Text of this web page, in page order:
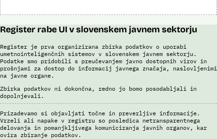
Register rabe UI v slovenskem javnem sektorju
Register je prva organizirana zbirka podatkov o uporabi
umetnointeligenčnih sistemov v slovenskem javnem sektorju.
Podatke smo pridobili s preučevanjem javno dostopnih virov in
prošnjami za dostop do informacij javnega značaja, naslovljenimi
na javne organe.
Zbirka podatkov ni dokončna, redno jo bomo posodabljali in
dopolnjevali.
Prizadevamo si objavljati točne in preverljive informacije.
Vrzeli ali napake v registru so posledica netransparentnega
delovanja in pomanjkljivega komuniciranja javnih organov, kar
ovira zbiranje podatkov.